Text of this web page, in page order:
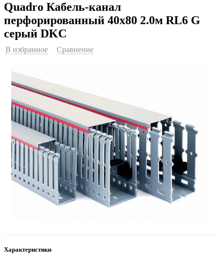
Quadro Кабель-канал
перфорированный 40x80 2.0м RL6 G
серый DKC
В избранное Сравнение
Характеристики